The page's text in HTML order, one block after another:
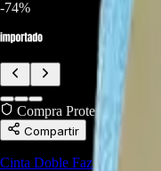
-74%
Compra Protegida
Compartir
Cinta Doble Faz Barras de